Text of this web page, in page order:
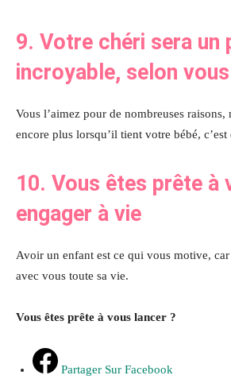
9. Votre chéri sera un
incroyable, selon
Vous l’aimez pour de nombreuses raisons,
encore plus lorsqu’il tient votre bébé, c’est
10. Vous êtes prête à
engager à vie
Avoir un enfant est ce qui vous motive,
avec vous toute sa vie.
Vous êtes prête à vous lancer ?
Partager Sur Facebook